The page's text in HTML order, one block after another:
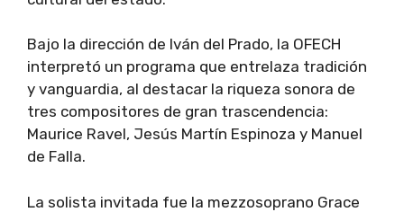
Bajo la dirección de Iván del Prado, la OFECH
interpretó un programa que entrelaza tradición
y vanguardia, al destacar la riqueza sonora de
tres compositores de gran trascendencia:
Maurice Ravel, Jesús Martín Espinoza y Manuel
de Falla.
La solista invitada fue la mezzosoprano Grace